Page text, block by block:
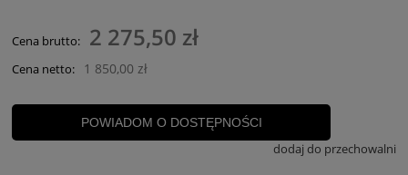
Cena brutto: 2 275,50 zł
Cena netto: 1 850,00 zł
POWIADOM O DOSTĘPNOŚCI
dodaj do przechowalni